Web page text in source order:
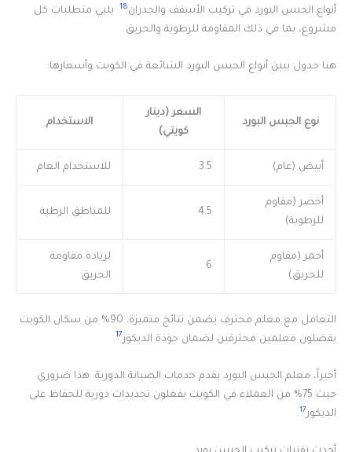
أنواع الجبس البورد في تركيب الأسقف والجدران18. يلبي متطلبات كل
مشروع، بما في ذلك المقاومة للرطوبة والحريق.
هنا جدول يبين أنواع الجبس البورد الشائعة في الكويت وأسعارها:
نوع الجبس البورد
السعر (دينار
كويتي)
الاستخدام
أبيض (عام) 3.5 للاستخدام العام
أخضر (مقاوم
للرطوبة)
4.5 للمناطق الرطبة
أحمر (مقاوم
للحريق)
6
لزيادة مقاومة
الحريق
التعامل مع معلم محترف يضمن نتائج متميزة. 90% من سكان الكويت
يفضلون معلمين محترفين لضمان جودة الديكور 17
.
أخيراً، معلم الجبس البورد يقدم خدمات الصيانة الدورية. هذا ضروري
حيث 75% من العملاء في الكويت يفعلون تجديدات دورية للحفاظ على
الديكور17
.